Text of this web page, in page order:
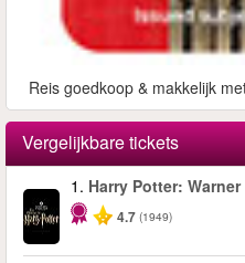
Reis goedkoop & makkelijk
Vergelijkbare tickets
1. Harry Potter:
4.7 (1949)